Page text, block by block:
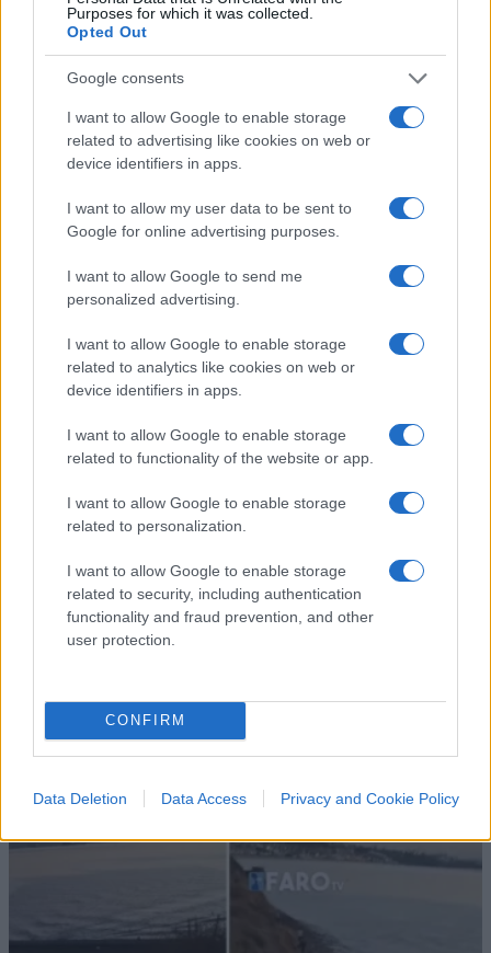
Purposes for which it was collected.
Opted Out
Google consents
I want to allow Google to enable storage
related to advertising like cookies on web or
device identifiers in apps.
I want to allow my user data to be sent to
Google for online advertising purposes.
I want to allow Google to send me
personalized advertising.
I want to allow Google to enable storage
related to analytics like cookies on web or
device identifiers in apps.
I want to allow Google to enable storage
related to functionality of the website or app.
I want to allow Google to enable storage
related to personalization.
I want to allow Google to enable storage
related to security, including authentication
functionality and fraud prevention, and other
user protection.
CONFIRM
Data Deletion Data Access Privacy and Cookie Policy
Contenuto consigliato
SEDUTE SATIRICHE
Vignetta del 07/08/2026
Vai all'archivio delle vignette